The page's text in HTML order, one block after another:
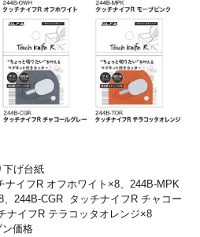
下げ台紙
ナイフ R オフホワイト×8、 244B-MPK
、 244B-CGR タッチナイフ R チャコー
ナイフ R テラコッタオレンジ×8
ン価格